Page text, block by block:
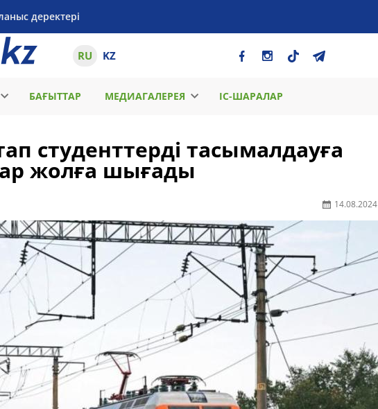
деректері
RU KZ
БАҒЫТТАР МЕДИАГАЛЕРЕЯ ІС-ШАРАЛАР
студенттерді тасымалдауға
жолға шығады
14.08.2024